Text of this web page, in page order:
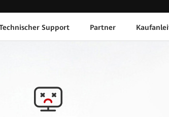
Support Partner